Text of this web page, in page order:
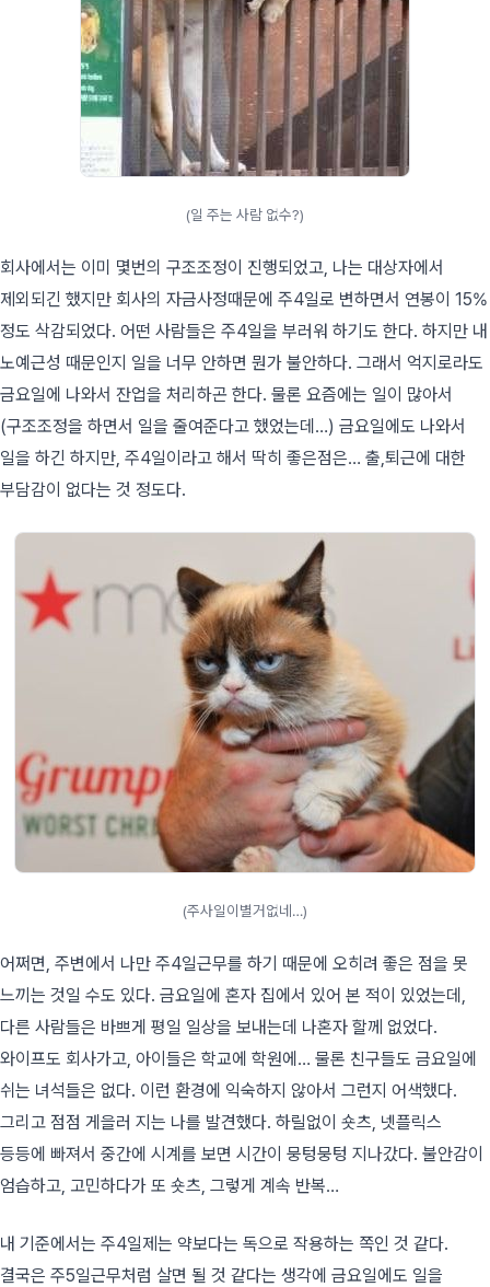
(일 주는 사람 없수?)
회사에서는 이미 몇번의 구조조정이 진행되었고, 나는 대상자에서
제외되긴 했지만 회사의 자금사정때문에 주4일로 변하면서 연봉이 15%
정도 삭감되었다. 어떤 사람들은 주4일을 부러워 하기도 한다. 하지만 내
노예근성 때문인지 일을 너무 안하면 뭔가 불안하다. 그래서 억지로라도
금요일에 나와서 잔업을 처리하곤 한다. 물론 요즘에는 일이 많아서
(구조조정을 하면서 일을 줄여준다고 했었는데…) 금요일에도 나와서
일을 하긴 하지만, 주4일이라고 해서 딱히 좋은점은… 출,퇴근에 대한
부담감이 없다는 것 정도다.
(주사일이별거없네…)
어쩌면, 주변에서 나만 주4일근무를 하기 때문에 오히려 좋은 점을 못
느끼는 것일 수도 있다. 금요일에 혼자 집에서 있어 본 적이 있었는데,
다른 사람들은 바쁘게 평일 일상을 보내는데 나혼자 할께 없었다.
와이프도 회사가고, 아이들은 학교에 학원에… 물론 친구들도 금요일에
쉬는 녀석들은 없다. 이런 환경에 익숙하지 않아서 그런지 어색했다.
그리고 점점 게을러 지는 나를 발견했다. 하릴없이 숏츠, 넷플릭스
등등에 빠져서 중간에 시계를 보면 시간이 뭉텅뭉텅 지나갔다. 불안감이
엄습하고, 고민하다가 또 숏츠, 그렇게 계속 반복…
내 기준에서는 주4일제는 약보다는 독으로 작용하는 쪽인 것 같다.
결국은 주5일근무처럼 살면 될 것 같다는 생각에 금요일에도 일을